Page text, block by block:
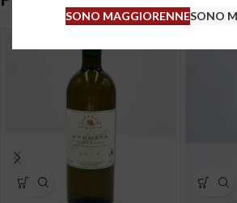
SONO MAGGIORENNESONO